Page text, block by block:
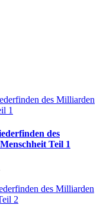
des
Teil 1